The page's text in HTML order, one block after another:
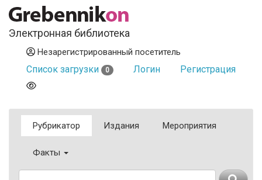
Электронная библиотека
Незарегистрированный посетитель
Список загрузки 0 Логин Регистрация
Рубрикатор Издания Мероприятия
Факты